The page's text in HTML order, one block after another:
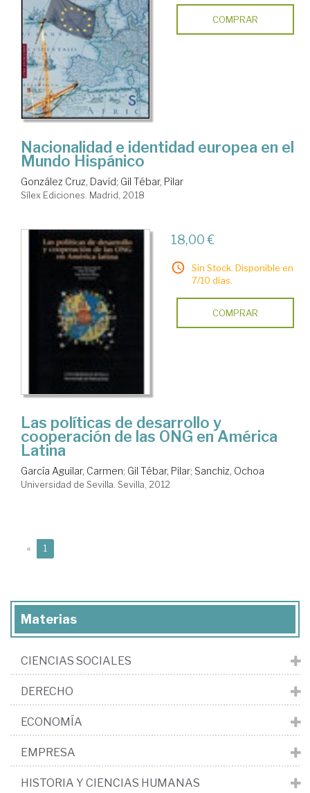
COMPRAR
Nacionalidad e identidad europea en el
Mundo Hispánico
González Cruz, David; Gil Tébar, Pilar
Sílex Ediciones. Madrid, 2018
18,00 €
Sin Stock. Disponible en
7/10 días.
COMPRAR
Las políticas de desarrollo y
cooperación de las ONG en América
Latina
García Aguilar, Carmen; Gil Tébar, Pilar; Sanchiz, Ochoa
Universidad de Sevilla. Sevilla, 2012
« 1
Materias
CIENCIAS SOCIALES
DERECHO
ECONOMÍA
EMPRESA
HISTORIA Y CIENCIAS HUMANAS